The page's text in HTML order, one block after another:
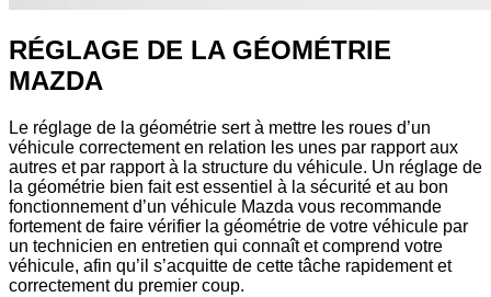
RÉGLAGE DE LA GÉOMÉTRIE
MAZDA
Le réglage de la géométrie sert à mettre les roues d’un
véhicule correctement en relation les unes par rapport aux
autres et par rapport à la structure du véhicule. Un réglage de
la géométrie bien fait est essentiel à la sécurité et au bon
fonctionnement d’un véhicule Mazda vous recommande
fortement de faire vérifier la géométrie de votre véhicule par
un technicien en entretien qui connaît et comprend votre
véhicule, afin qu’il s’acquitte de cette tâche rapidement et
correctement du premier coup.